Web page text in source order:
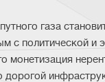
газа
с политической и
монетизация
дорогой